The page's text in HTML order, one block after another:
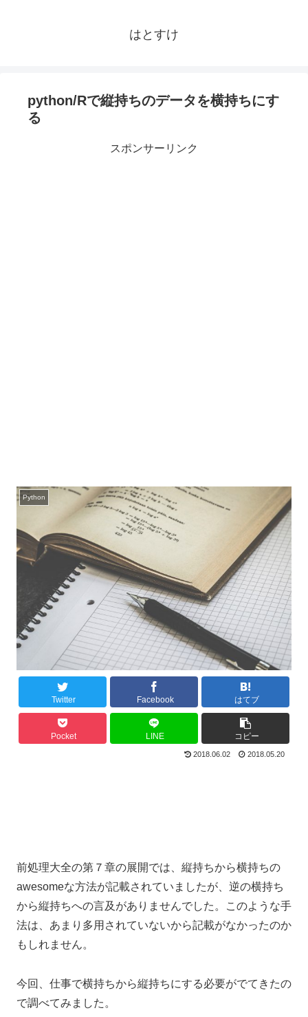
はとすけ
python/Rで縦持ちのデータを横持ちにす
る
スポンサーリンク
Python
Twitter Facebook はてブ
Pocket LINE コピー
2018.06.02 2018.05.20
前処理大全の第７章の展開では、縦持ちから横持ちの
awesomeな方法が記載されていましたが、逆の横持ち
から縦持ちへの言及がありませんでした。このような手
法は、あまり多用されていないから記載がなかったのか
もしれません。
今回、仕事で横持ちから縦持ちにする必要がでてきたの
で調べてみました。